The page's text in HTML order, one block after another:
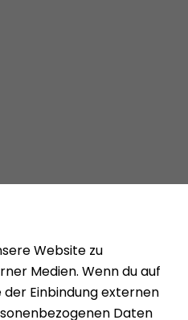
Über uns